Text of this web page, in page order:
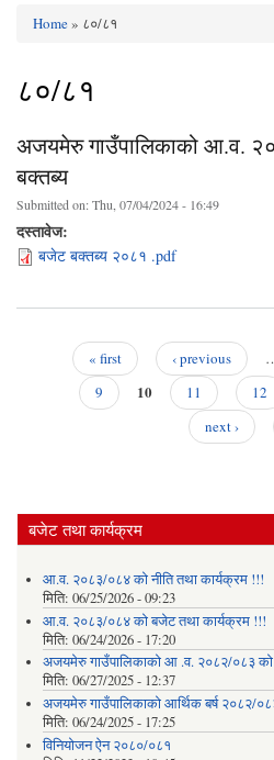
Home» ८०/८१
८०/८१
अजयमेरु गाउँपालिकाको आ.व.
बक्तब्य
Submitted on:Thu, 07/04/2024 - 16:49
दस्तावेज:
बजेट बक्तब्य २०८१ .pdf
« first ‹ previous
9
10 11 12
next ›
बजेट तथा कार्यक्रम
आ.व. २०८३/०८४ को नीति तथा कार्यक्रम !!!
मिति: 06/25/2026 - 09:23
आ.व. २०८३/०८४ को बजेट तथा कार्यक्रम !!!
मिति: 06/24/2026 - 17:20
अजयमेरु गाउँपालिकाको आ .व. २०८२/०८३ को
मिति: 06/27/2025 - 12:37
अजयमेरु गाउँपालिकाको आर्थिक बर्ष २०८२/
मिति: 06/24/2025 - 17:25
विनियोजन ऐन २०८०/०८१